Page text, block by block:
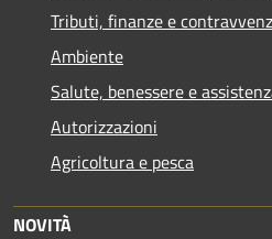
Tributi, finanze e
Ambiente
Salute, benessere e
Autorizzazioni
Agricoltura e pesca
NOVITÀ